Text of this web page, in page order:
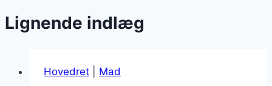
Lignende indlæg
Hovedret Mad